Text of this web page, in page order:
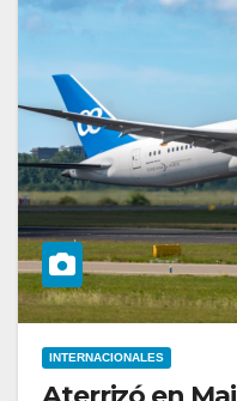
INTERNACIONALES